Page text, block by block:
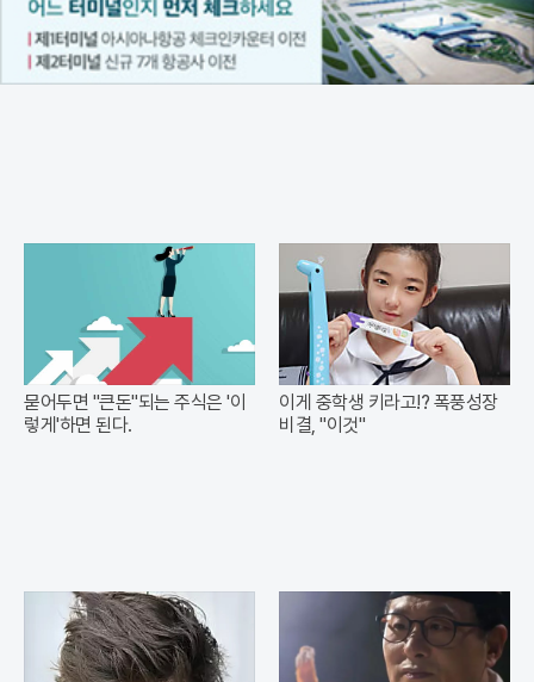
묻어두면 "큰돈"되는 주식은 '이
렇게'하면 된다.
이게 중학생 키라고!? 폭풍성장
비결, "이것"